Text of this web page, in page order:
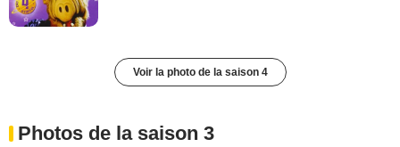
Voir la photo de la saison 4
Photos de la saison 3